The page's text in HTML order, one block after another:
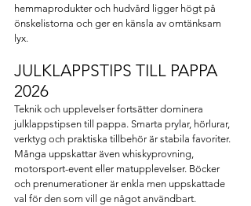
hemmaprodukter och hudvård ligger högt på
önskelistorna och ger en känsla av omtänksam
lyx.
JULKLAPPSTIPS TILL PAPPA
2026
Teknik och upplevelser fortsätter dominera
julklappstipsen till pappa. Smarta prylar, hörlurar,
verktyg och praktiska tillbehör är stabila favoriter.
Många uppskattar även whiskyprovning,
motorsport-event eller matupplevelser. Böcker
och prenumerationer är enkla men uppskattade
val för den som vill ge något användbart.